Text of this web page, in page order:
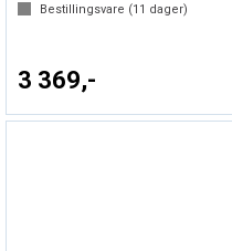
Bestillingsvare (11 dager)
3 369,-